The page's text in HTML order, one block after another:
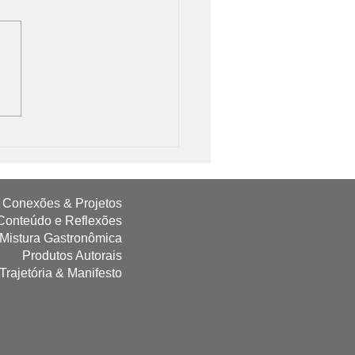
Conexões & Projetos
e Reflexões
Gastronômica
Produtos Autorais
Trajetória & Manifesto